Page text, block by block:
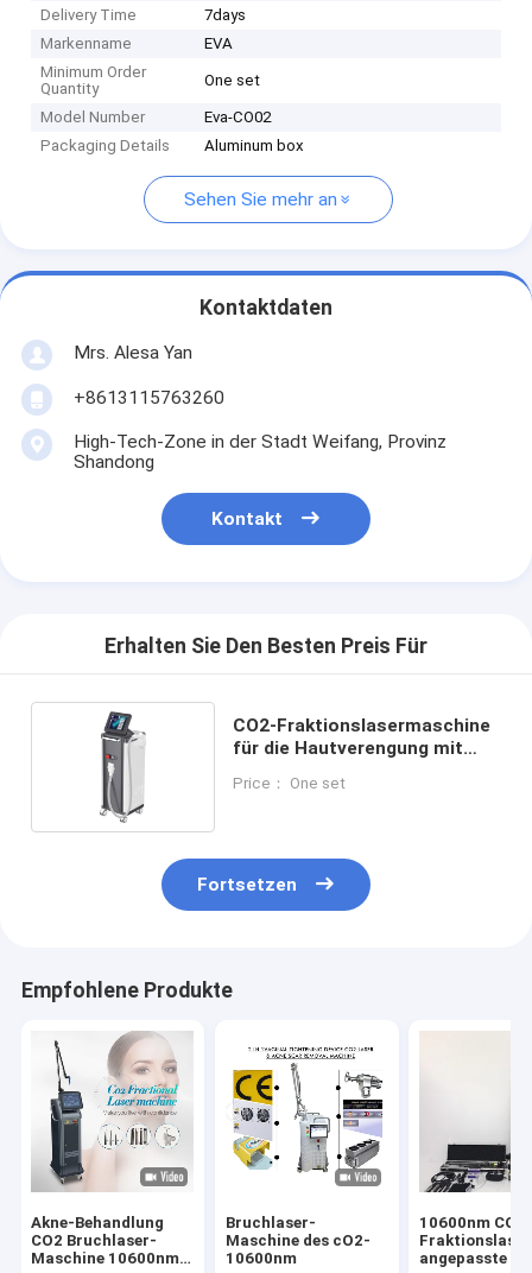
Delivery Time
7days
Markenname
EVA
Minimum Order
Quantity
One set
Model Number
Eva-CO02
Packaging Details
Aluminum box
Sehen Sie mehr an
Kontaktdaten
Mrs. Alesa Yan
+8613115763260
High-Tech-Zone in der Stadt Weifang, Provinz
Shandong
Kontakt
Erhalten Sie Den Besten Preis Für
CO2-Fraktionslasermaschine
für die Hautverengung mit
Price： One set
Fortsetzen
Empfohlene Produkte
Akne-Behandlung
CO2 Bruchlaser-
Maschine 10600nm
Bruchlaser-
Maschine des cO2-
10600nm
10600nm
angepasste